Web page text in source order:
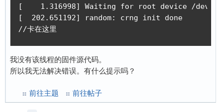
[    1.316998] Waiting for root device /dev/
[  202.651192] random: crng init done
//卡在这里
我没有该线程的固件源代码。
所以我无法解决错误。有什么提示吗？
前往主题 前往帖子